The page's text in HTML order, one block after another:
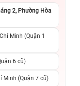
2, Phường Hòa
Minh (Quận 1
6 cũ)
Minh (Quận 7 cũ)